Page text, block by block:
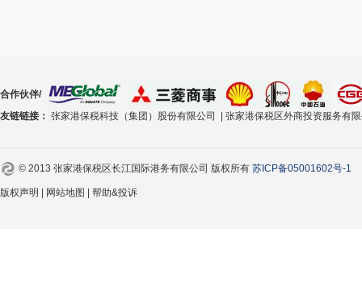
合作伙伴/
友链链接： 张家港保税科技（集团）股份有限公司 | 张家港保税区外商投资服务有
© 2013 张家港保税区长江国际港务有限公司 版权所有 苏ICP备05001602号-1
版权声明 | 网站地图 | 帮助&投诉